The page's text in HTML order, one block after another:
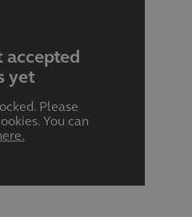
accepted
yet
Please
You can